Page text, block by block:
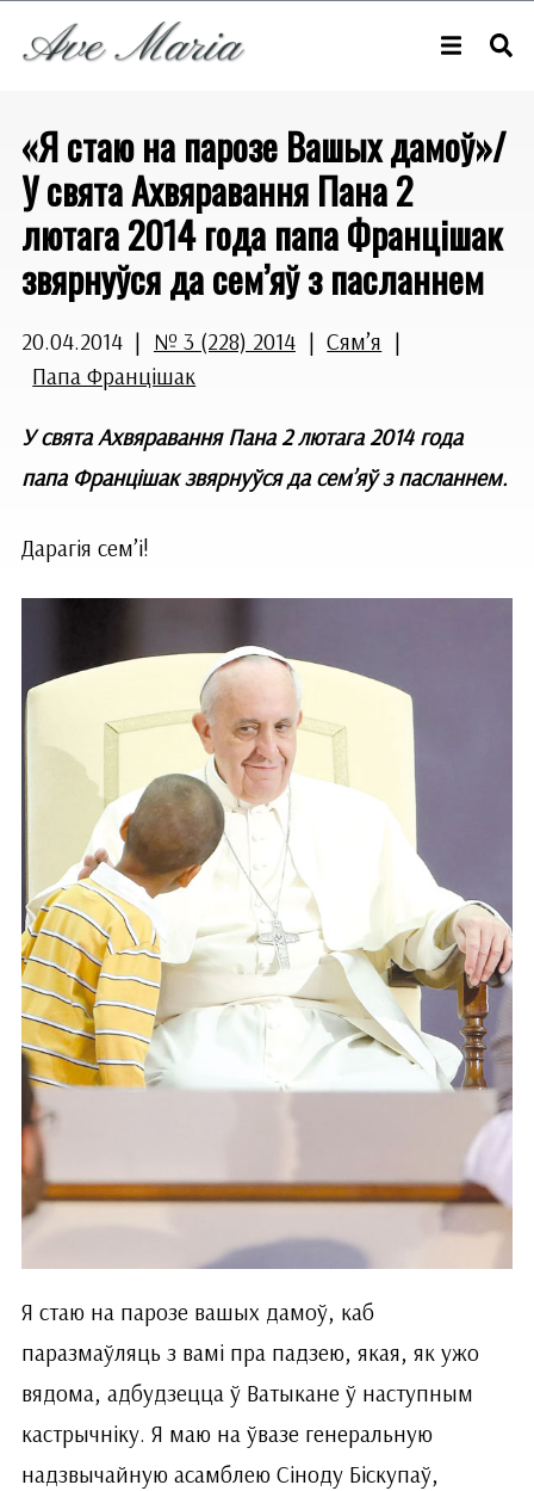
«Я стаю на парозе Вашых дамоў»/
У свята Ахвяравання Пана 2
лютага 2014 года папа Францішак
звярнуўся да сем’яў з пасланнем
20.04.2014 | № 3 (228) 2014 | Сям’я |
Папа Францішак
У свята Ахвяравання Пана 2 лютага 2014 года
папа Францішак звярнуўся да сем’яў з пасланнем.
Дарагія сем’і!
Я стаю на парозе вашых дамоў, каб
паразмаўляць з вамі пра падзею, якая, як ужо
вядома, адбудзецца ў Ватыкане ў наступным
кастрычніку. Я маю на ўвазе генеральную
надзвычайную асамблею Сіноду Біскупаў,